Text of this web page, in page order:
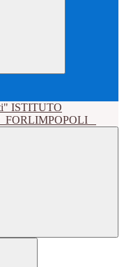
ISTITUTO
FORLIMPOPOLI